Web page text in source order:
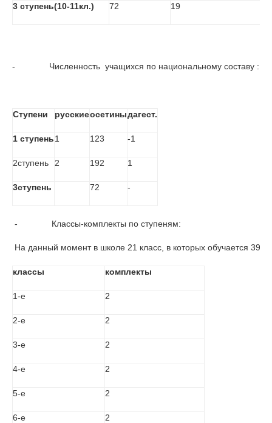
3 ступень(10-11кл.) 72 19
-              Численность  учащихся по национальному составу :
Ступени русскиеосетиныдагест.
1 ступень1 123 -1
2ступень 2 192 1
3ступень 72 -
-              Классы-комплекты по ступеням:
На данный момент в школе 21 класс, в которых обучается 393
классы комплекты
1-е 2
2-е 2
3-е 2
4-е 2
5-е 2
6-е 2